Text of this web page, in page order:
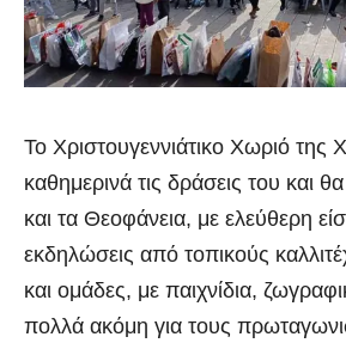
Το Χριστουγεννιάτικο Χωριό της
καθημερινά τις δράσεις του και
και τα Θεοφάνεια, με ελεύθερη
εκδηλώσεις από τοπικούς
και ομάδες, με παιχνίδια,
πολλά ακόμη για τους